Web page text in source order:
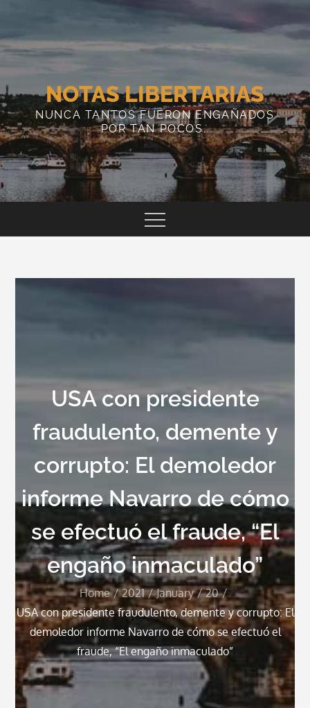
content
NOTAS LIBERTARIAS
NUNCA TANTOS FUERON ENGAÑADOS
POR TAN POCOS…
USA con presidente
fraudulento, demente y
corrupto: El demoledor
informe Navarro de cómo
se efectuó el fraude, “El
engaño inmaculado”
Home 2021 January
20
USA con presidente fraudulento, demente y corrupto: El
demoledor informe Navarro de cómo se efectuó el
fraude, “El engaño inmaculado”